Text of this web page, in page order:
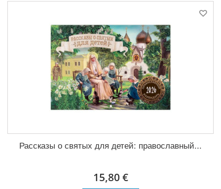
Рассказы о святых для детей: православный...
15,80 €